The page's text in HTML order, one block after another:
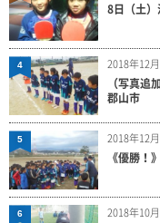
8日（土
2018年12
（写真
郡山市
4
2018年12
《優勝
5
2018年10
6